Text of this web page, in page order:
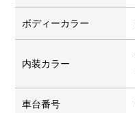
ボディーカラー
内装カラー
車台番号